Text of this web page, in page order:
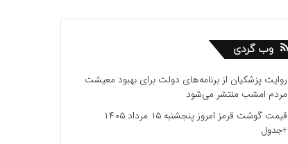
وب گردی
روایت پزشکیان از برنامه‌های دولت برای بهبود معیشت
مردم امشب منتشر می‌شود
قیمت گوشت قرمز امروز پنجشنبه ۱۵ مرداد ۱۴۰۵
+جدول